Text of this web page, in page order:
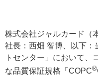
株式会社ジャルカード（
社長：西畑 智博、以下：
トセンター」において、
な品質保証規格「COPC®